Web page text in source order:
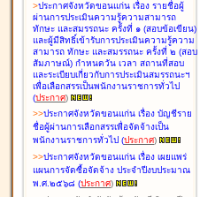
>ประกาศจังหวัดขอนแก่น เรื่อง รายชื่อผู้
ผ่านการประเมินความรู้ความสามารถ
ทักษะ และสมรรถนะ ครั้งที่ ๑ (สอบข้อเขียน)
และผู้มีสิทธิ์เข้ารับการประเมินความรู้ความ
สามารถ ทักษะ และสมรรถนะ ครั้งที่ ๒ (สอบ
สัมภาษณ์) กำหนดวัน เวลา สถานที่สอบ
และระเบียบเกี่ยวกับการประเมินสมรรถนะฯ
เพื่อเลือกสรรเป็นพนักงานราชการทั่วไป
(ประกาศ)
>>ประกาศจังหวัดขอนแก่น เรื่อง บัญชีราย
ชื่อผู้ผ่านการเลือกสรรเพื่อจัดจ้างเป็น
พนักงานราชการทั่วไป (ประกาศ)
>>ประกาศจังหวัดขอนแก่น เรื่อง เผยแพร่
แผนการจัดซื้อจัดจ้าง ประจำปีงบประมาณ
พ.ศ.๒๕๖๘ (ประกาศ)